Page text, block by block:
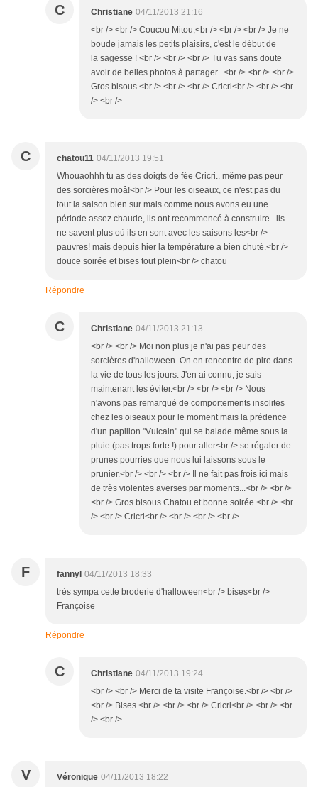
C Christiane 04/11/2013 21:16
<br /> <br /> Coucou Mitou,<br /> <br /> <br /> Je ne
boude jamais les petits plaisirs, c'est le début de
la sagesse ! <br /> <br /> <br /> Tu vas sans doute
avoir de belles photos à partager...<br /> <br /> <br />
Gros bisous.<br /> <br /> <br /> Cricri<br /> <br /> <br
/> <br />
C chatou11 04/11/2013 19:51
Whouaohhh tu as des doigts de fée Cricri.. même pas peur
des sorcières moâ!<br /> Pour les oiseaux, ce n'est pas du
tout la saison bien sur mais comme nous avons eu une
période assez chaude, ils ont recommencé à construire.. ils
ne savent plus où ils en sont avec les saisons les<br />
pauvres! mais depuis hier la température a bien chuté.<br />
douce soirée et bises tout plein<br /> chatou
Répondre
C Christiane 04/11/2013 21:13
<br /> <br /> Moi non plus je n'ai pas peur des
sorcières d'halloween. On en rencontre de pire dans
la vie de tous les jours. J'en ai connu, je sais
maintenant les éviter.<br /> <br /> <br /> Nous
n'avons pas remarqué de comportements insolites
chez les oiseaux pour le moment mais la prédence
d'un papillon "Vulcain" qui se balade même sous la
pluie (pas trops forte !) pour aller<br /> se régaler de
prunes pourries que nous lui laissons sous le
prunier.<br /> <br /> <br /> Il ne fait pas frois ici mais
de très violentes averses par moments...<br /> <br />
<br /> Gros bisous Chatou et bonne soirée.<br /> <br
/> <br /> Cricri<br /> <br /> <br /> <br />
F fannyl 04/11/2013 18:33
très sympa cette broderie d'halloween<br /> bises<br />
Françoise
Répondre
C Christiane 04/11/2013 19:24
<br /> <br /> Merci de ta visite Françoise.<br /> <br />
<br /> Bises.<br /> <br /> <br /> Cricri<br /> <br /> <br
/> <br />
V Véronique 04/11/2013 18:22